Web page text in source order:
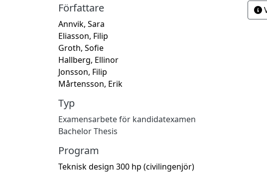
Författare
Annvik, Sara
Eliasson, Filip
Groth, Sofie
Hallberg, Ellinor
Jonsson, Filip
Mårtensson, Erik
Typ
Examensarbete för kandidatexamen
Bachelor Thesis
Program
Teknisk design 300 hp (civilingenjör)